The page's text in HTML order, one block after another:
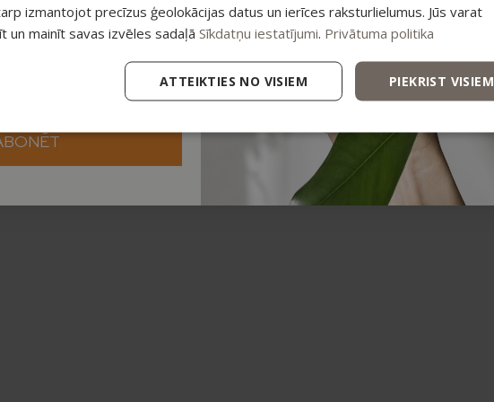
izmantojot precīzus ģeolokācijas datus un ierīces raksturlielumus. Jūs varat
un mainīt savas izvēles sadaļā Sīkdatņu iestatījumi. Privātuma politika
PIEKRIST VISIEM
ATTEIKTIES NO VISIEM